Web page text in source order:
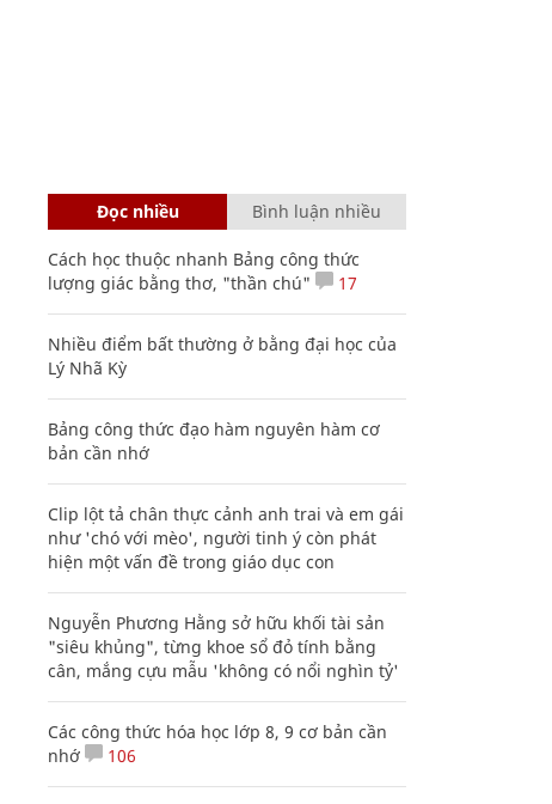
Đọc nhiều Bình luận nhiều
Cách học thuộc nhanh Bảng công thức
lượng giác bằng thơ, "thần chú"
17
Nhiều điểm bất thường ở bằng đại học của
Lý Nhã Kỳ
Bảng công thức đạo hàm nguyên hàm cơ
bản cần nhớ
Clip lột tả chân thực cảnh anh trai và em gái
như 'chó với mèo', người tinh ý còn phát
hiện một vấn đề trong giáo dục con
Nguyễn Phương Hằng sở hữu khối tài sản
"siêu khủng", từng khoe sổ đỏ tính bằng
cân, mắng cựu mẫu 'không có nổi nghìn tỷ'
Các công thức hóa học lớp 8, 9 cơ bản cần
nhớ
106